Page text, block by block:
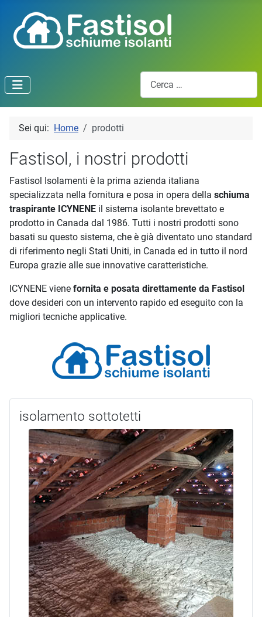
Sei qui: Home prodotti
Fastisol, i nostri prodotti
Fastisol Isolamenti è la prima azienda italiana
specializzata nella fornitura e posa in opera della schiuma
traspirante ICYNENE il sistema isolante brevettato e
prodotto in Canada dal 1986. Tutti i nostri prodotti sono
basati su questo sistema, che è già diventato uno standard
di riferimento negli Stati Uniti, in Canada ed in tutto il nord
Europa grazie alle sue innovative caratteristiche.
ICYNENE viene fornita e posata direttamente da Fastisol
dove desideri con un intervento rapido ed eseguito con la
migliori tecniche applicative.
isolamento sottotetti